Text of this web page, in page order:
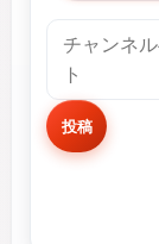
投稿